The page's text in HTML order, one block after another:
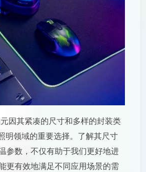
因其紧凑的尺寸和多样的封装类
明领域的重要选择。了解其尺寸
参数，不仅有助于我们更好地进
更有效地满足不同应用场景的需